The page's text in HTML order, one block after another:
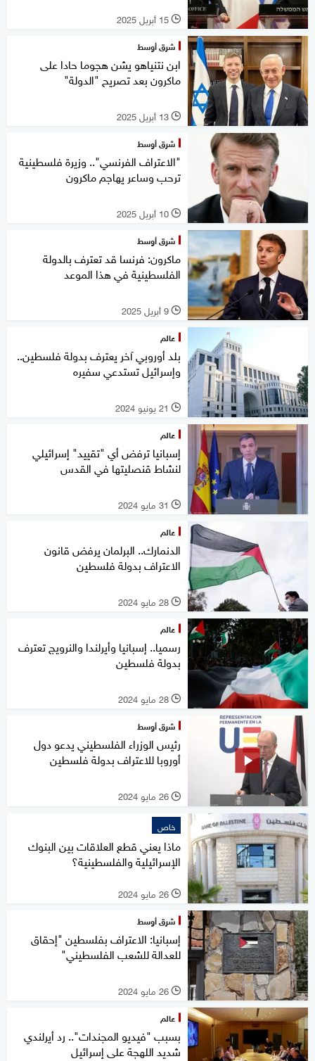
l 15 أبريل 2025
شرق أوسط
ابن نتنياهو يشن هجوما حادا على
ماكرون بعد تصريح "الدولة"
l 13 أبريل 2025
شرق أوسط
"الاعتراف الفرنسي".. وزيرة فلسطينية
ترحب وساعر يهاجم ماكرون
l 10 أبريل 2025
شرق أوسط
ماكرون: فرنسا قد تعترف بالدولة
الفلسطينية في هذا الموعد
l 9 أبريل 2025
عالم
بلد أوروبي آخر يعترف بدولة فلسطين..
وإسرائيل تستدعي سفيره
l 21 يونيو 2024
عالم
إسبانيا ترفض أي "تقييد" إسرائيلي
لنشاط قنصليتها في القدس
l 31 مايو 2024
عالم
الدنمارك.. البرلمان يرفض قانون
الاعتراف بدولة فلسطين
l 28 مايو 2024
عالم
رسميا.. إسبانيا وأيرلندا والنرويج تعترف
بدولة فلسطين
l 28 مايو 2024
شرق أوسط
رئيس الوزراء الفلسطيني يدعو دول
أوروبا للاعتراف بدولة فلسطين
l 26 مايو 2024
خاص
ماذا يعني قطع العلاقات بين البنوك
الإسرائيلية والفلسطينية؟
l 26 مايو 2024
شرق أوسط
إسبانيا: الاعتراف بفلسطين "إحقاق
للعدالة للشعب الفلسطيني"
l 26 مايو 2024
عالم
بسبب "فيديو المجندات".. رد أيرلندي
شديد اللهجة على إسرائيل